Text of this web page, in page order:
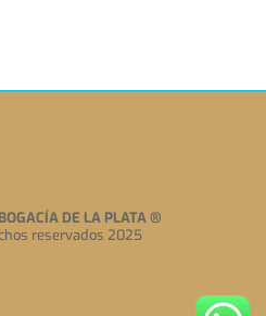
DE LA PLATA®
reservados 2025